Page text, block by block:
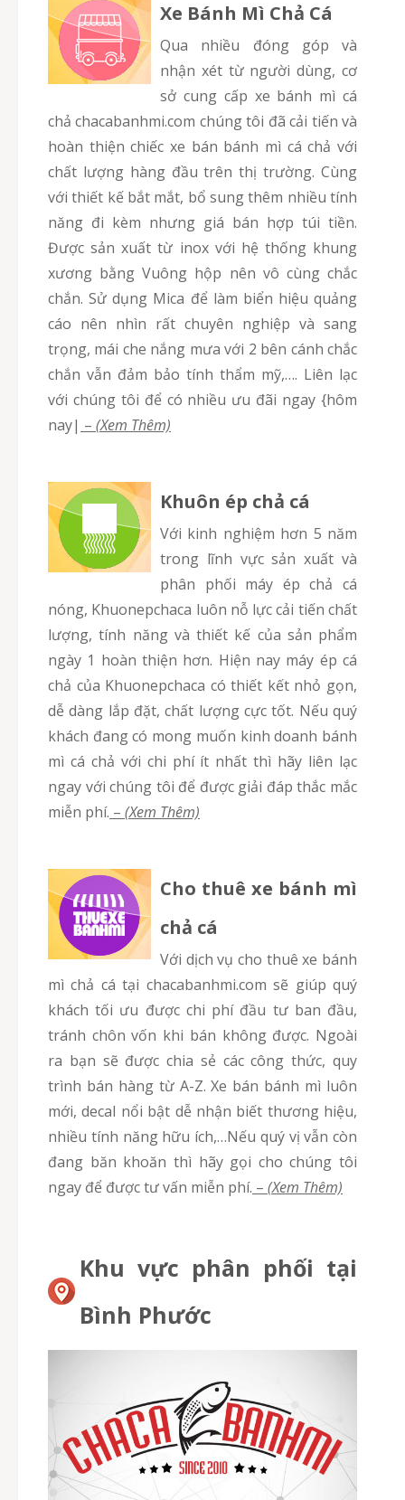
Xe Bánh Mì Chả Cá
Qua nhiều đóng góp và
nhận xét từ người dùng, cơ
sở cung cấp xe bánh mì cá
chả chacabanhmi.com chúng tôi đã cải tiến và
hoàn thiện chiếc xe bán bánh mì cá chả với
chất lượng hàng đầu trên thị trường. Cùng
với thiết kế bắt mắt, bổ sung thêm nhiều tính
năng đi kèm nhưng giá bán hợp túi tiền.
Được sản xuất từ inox với hệ thống khung
xương bằng Vuông hộp nên vô cùng chắc
chắn. Sử dụng Mica để làm biển hiệu quảng
cáo nên nhìn rất chuyên nghiệp và sang
trọng, mái che nắng mưa với 2 bên cánh chắc
chắn vẫn đảm bảo tính thẩm mỹ,…. Liên lạc
với chúng tôi để có nhiều ưu đãi ngay {hôm
nay| – (Xem Thêm)
Khuôn ép chả cá
Với kinh nghiệm hơn 5 năm
trong lĩnh vực sản xuất và
phân phối máy ép chả cá
nóng, Khuonepchaca luôn nỗ lực cải tiến chất
lượng, tính năng và thiết kế của sản phẩm
ngày 1 hoàn thiện hơn. Hiện nay máy ép cá
chả của Khuonepchaca có thiết kết nhỏ gọn,
dễ dàng lắp đặt, chất lượng cực tốt. Nếu quý
khách đang có mong muốn kinh doanh bánh
mì cá chả với chi phí ít nhất thì hãy liên lạc
ngay với chúng tôi để được giải đáp thắc mắc
miễn phí. – (Xem Thêm)
Cho thuê xe bánh mì
chả cá
Với dịch vụ cho thuê xe bánh
mì chả cá tại chacabanhmi.com sẽ giúp quý
khách tối ưu được chi phí đầu tư ban đầu,
tránh chôn vốn khi bán không được. Ngoài
ra bạn sẽ được chia sẻ các công thức, quy
trình bán hàng từ A-Z. Xe bán bánh mì luôn
mới, decal nổi bật dễ nhận biết thương hiệu,
nhiều tính năng hữu ích,…Nếu quý vị vẫn còn
đang băn khoăn thì hãy gọi cho chúng tôi
ngay để được tư vấn miễn phí. – (Xem Thêm)
Khu vực phân phối tại
Bình Phước